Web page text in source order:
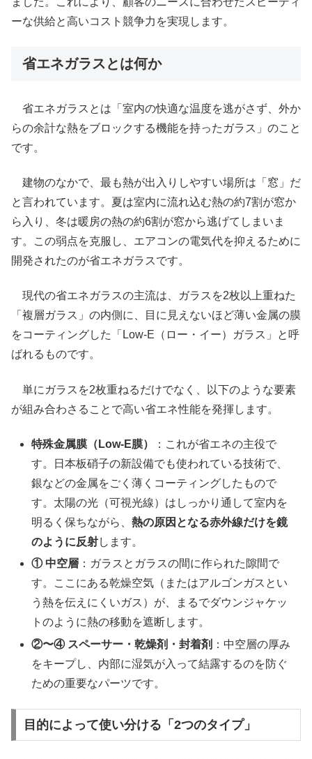
ーな供給と高いコスト競争力を実現します。
省エネガラスとは何か
省エネガラスとは「室内の快適な温度を逃がさず、外か
らの余計な熱をブロックする機能を持ったガラス」のこと
です。
建物のなかで、最も熱が出入りしやすい場所は「窓」だ
と言われています。夏は室内に流れ込む熱の約7割が窓か
ら入り、冬は暖房の熱の約6割が窓から逃げてしまいま
す。この弱点を克服し、エアコンの電気代を抑えるために
開発されたのが省エネガラスです。
現代の省エネガラスの主流は、ガラスを2枚以上重ねた
「複層ガラス」の内側に、目に見えないほど薄い金属の膜
をコーティングした「Low-E（ロー・イー）ガラス」と呼
ばれるものです。
単にガラスを2枚重ねるだけでなく、以下のような要素
が組み合わさることで高い省エネ性能を発揮します。
特殊金属膜（Low-E膜）
：これが省エネの主役で
す。日本板硝子の新設備でも使われている技術で、
銀などの金属をごく薄くコーティングしたもので
す。太陽の光（可視光線）はしっかり通して室内を
明るく保ちながら、熱の原因となる赤外線だけを鏡
のように反射します。
① 中空層 ：ガラスとガラスの間に作られた隙間で
す。ここにある乾燥空気（またはアルゴンガスとい
う熱を伝えにくいガス）が、まるでダウンジャケッ
トのように熱の移動を遮断します。
②〜④ スペーサー・乾燥剤・封着剤 ：中空層の厚み
をキープし、内部に湿気が入って結露するのを防ぐ
ための重要なパーツです。
目的によって使い分ける「2つのタイプ」